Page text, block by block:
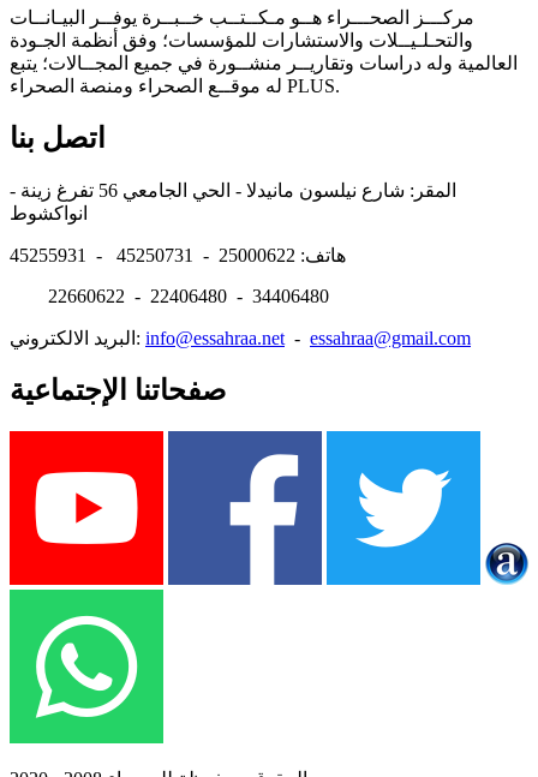
مركـــز الصحـــراء هــو مـكــتــب خــبــرة يوفــر البيـانــات
والتحـلـيــلات والاستشارات للمؤسسات؛ وفق أنظمة الجـودة
العالمية وله دراسات وتقاريــر منشــورة في جميع المجــالات؛ يتبع
له موقــع الصحراء ومنصة الصحراء PLUS.
اتصل بنا
المقر: شارع نيلسون مانيدلا - الحي الجامعي 56 تفرغ زينة -
هاتف: 25000622 - 45250731 - 45255931
22660622 - 22406480 - 34406480
البريد الالكتروني: info@essahraa.net - essahraa@gmail.com
صفحاتنا الإجتماعية